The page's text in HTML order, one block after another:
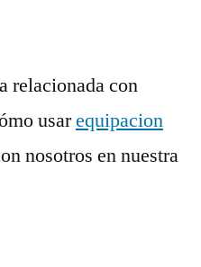
relacionada con
usarequipacion
nosotros en nuestra